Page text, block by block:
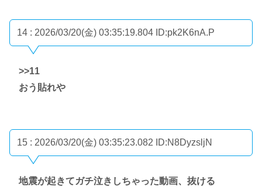
14 : 2026/03/20(金) 03:35:19.804 ID:pk2K6nA.P
>>11
おう貼れや
15 : 2026/03/20(金) 03:35:23.082 ID:N8DyzsljN
地震が起きてガチ泣きしちゃった動画、抜ける